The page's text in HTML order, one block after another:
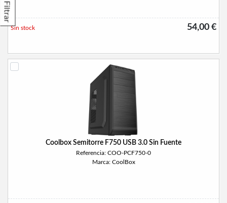
Filtrar
54,00 €
Sin stock
Coolbox Semitorre F750 USB 3.0 Sin Fuente
Referencia: COO-PCF750-0
Marca: CoolBox